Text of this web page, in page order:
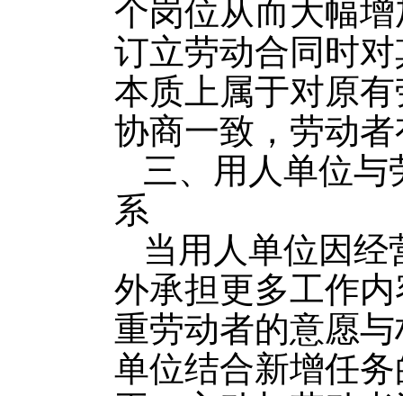
个岗位从而大幅
订立劳动合同时
本质上属于对原
协商一致，劳动
三、用人单位与
系
当用人单位因
外承担更多工作
重劳动者的意愿
单位结合新增任